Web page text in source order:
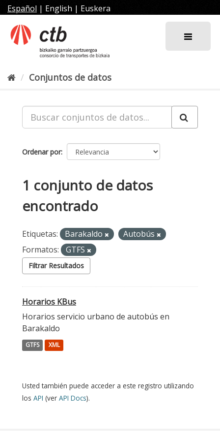
al
contenido
Español | English | Euskera
Conjuntos de datos
Ordenar por
1 conjunto de datos
encontrado
Etiquetas: Barakaldo
Autobús
Formatos:
GTFS
Filtrar Resultados
Horarios KBus
Horarios servicio urbano de autobús en
Barakaldo
GTFS XML
Usted también puede acceder a este registro utilizando
los API (ver API Docs).